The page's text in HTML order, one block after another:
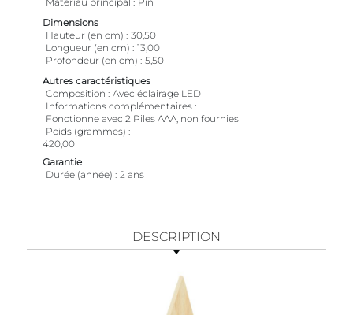
Dimensions
Hauteur (en cm)
30,50
Longueur (en cm)
13,00
Profondeur (en cm)
5,50
Autres caractéristiques
Composition
Avec éclairage LED
Informations complémentaires
Fonctionne avec 2 Piles AAA, non fournies
Poids (grammes)
420,00
Garantie
Durée (année)
2 ans
DESCRIPTION